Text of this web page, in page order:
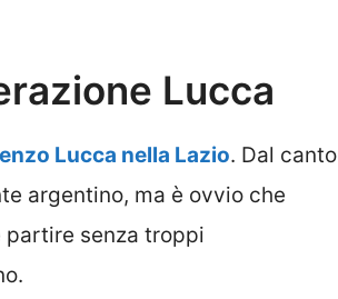
Lucca
Lucca nella Lazio. Dal canto
argentino, ma è ovvio che
partire senza troppi